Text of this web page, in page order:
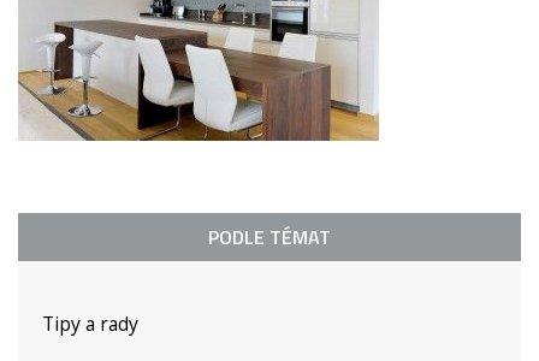
PODLE TÉMAT
Tipy a rady